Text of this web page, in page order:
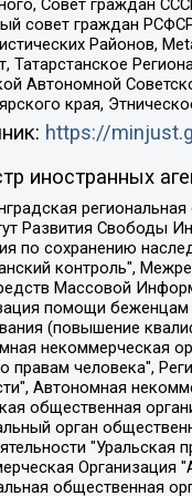
Совет граждан
совет граждан
Районов,
Татарстанское
Автономной
края,
https://
иностранных
общественная организация "Информационно-просветительский центр "Мемориал", Региональный Фонд "Центр Защиты Прав Средств Массовой Информации", с 05.12.2023 Фонд "Центр Защиты Прав Средств массовой информации", Региональная общественная благотворительная организация помощи беженцам и мигрантам "Гражданское содействие", Негосударственное образовательное учреждение дополнительного профессионального образования (повышение квалификации) специалистов "АКАДЕМИЯ ПО ПРАВАМ ЧЕЛОВЕКА", Свердловская региональная общественная организация "Сутяжник", Автономная некоммерческая организация "Центр независимых социологических исследований", Союз общественных объединений "Российский исследовательский центр по правам человека", Региональное общественное учреждение научно-информационный центр "МЕМОРИАЛ", Некоммерческая организация "Фонд защиты гласности", Автономная некоммерческая организация "Институт прав человека", Городская общественная организация "Екатеринбургское общество "МЕМОРИАЛ", Городская общественная организация "Рязанское историко-просветительское и правозащитное общество "Мемориал" (Рязанский Мемориал), Челябинский региональный орган общественной самодеятельности – женское общественное объединение "Женщины Евразии", Челябинский региональный орган общественной самодеятельности "Уральская правозащитная группа", Фонд содействия защите здоровья и